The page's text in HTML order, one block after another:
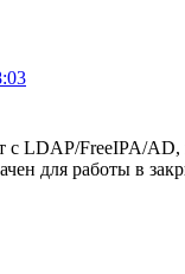
с LDAP/FreeIPA/AD,
для работы в